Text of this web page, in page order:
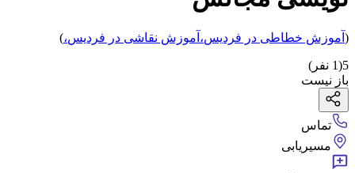
( آموزش خطاطی در فردیس، آموزش نقاشی در فردیس،)
5
(
1 نفر)
باز نیست
تماس
مسیریابی